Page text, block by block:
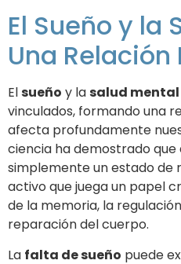
El Sueño y la
Una
Elsueño y lasalud mental
vinculados, formando una
afecta profundamente
ciencia ha demostrado que
simplemente un estado de
activo que juega un papel
de la memoria, la
reparación del cuerpo.
La falta de sueño puede